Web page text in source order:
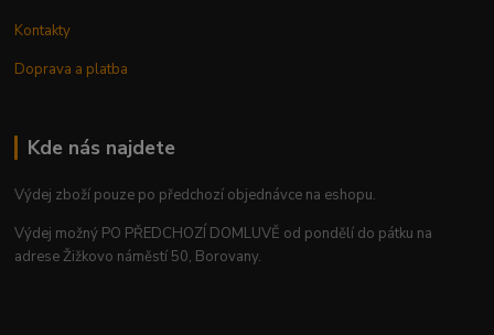
Kontakty
Doprava a platba
Kde nás najdete
Výdej zboží pouze po předchozí objednávce na eshopu.
Výdej možný PO PŘEDCHOZÍ DOMLUVĚ od pondělí do pátku na
adrese Žižkovo náměstí 50, Borovany.